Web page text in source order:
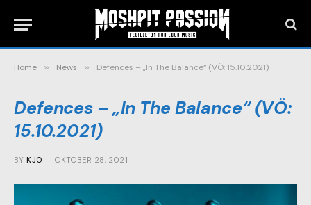
Home » News » Defences – „In The Balance“ (VÖ: 15.10.2021)
Defences – „In The Balance“ (VÖ:
15.10.2021)
BY KJO OKTOBER 28, 2021